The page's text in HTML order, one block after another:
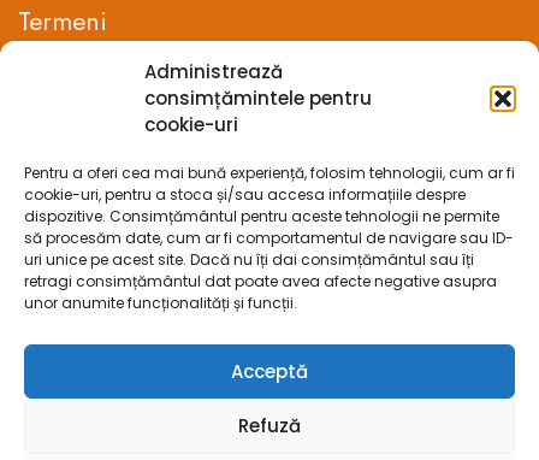
Administrează
consimțămintele pentru
cookie-uri
Pentru a oferi cea mai bună experiență, folosim tehnologii, cum ar fi
cookie-uri, pentru a stoca și/sau accesa informațiile despre
dispozitive. Consimțământul pentru aceste tehnologii ne permite
să procesăm date, cum ar fi comportamentul de navigare sau ID-
uri unice pe acest site. Dacă nu îți dai consimțământul sau îți
retragi consimțământul dat poate avea afecte negative asupra
unor anumite funcționalități și funcții.
Acceptă
Refuză
Termeni
Termeni si conditii
Confidentialitate
Politica cookie-uri (UE)
Prelucrarea datelor cu caracter personal
Legal